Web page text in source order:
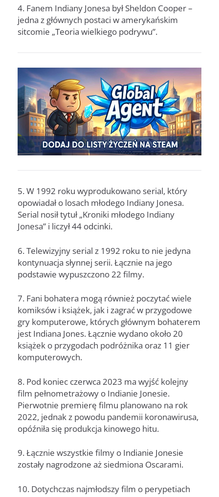
4. Fanem Indiany Jonesa był Sheldon Cooper –
jedna z głównych postaci w amerykańskim
sitcomie „Teoria wielkiego podrywu”.
5. W 1992 roku wyprodukowano serial, który
opowiadał o losach młodego Indiany Jonesa.
Serial nosił tytuł „Kroniki młodego Indiany
Jonesa” i liczył 44 odcinki.
6. Telewizyjny serial z 1992 roku to nie jedyna
kontynuacja słynnej serii. Łącznie na jego
podstawie wypuszczono 22 filmy.
7. Fani bohatera mogą również poczytać wiele
komiksów i książek, jak i zagrać w przygodowe
gry komputerowe, których głównym bohaterem
jest Indiana Jones. Łącznie wydano około 20
książek o przygodach podróżnika oraz 11 gier
komputerowych.
8. Pod koniec czerwca 2023 ma wyjść kolejny
film pełnometrażowy o Indianie Jonesie.
Pierwotnie premierę filmu planowano na rok
2022, jednak z powodu pandemii koronawirusa,
opóźniła się produkcja kinowego hitu.
9. Łącznie wszystkie filmy o Indianie Jonesie
zostały nagrodzone aż siedmiona Oscarami.
10. Dotychczas najmłodszy film o perypetiach